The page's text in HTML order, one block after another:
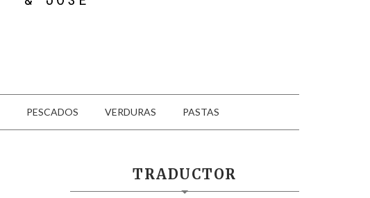
PESCADOS VERDURAS PASTAS
TRADUCTOR